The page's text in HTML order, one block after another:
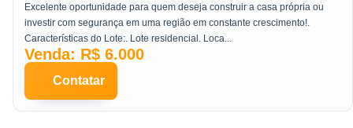
Coronel João Sá
Excelente oportunidade para quem deseja construir a casa própria ou
investir com segurança em uma região em constante crescimento!.
Características do Lote:. Lote residencial. Loca...
Venda: R$ 6.000
Contatar